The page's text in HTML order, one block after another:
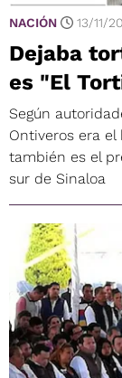
NACIÓN 13/11/
Dejaba
es "El
Según
Ontiveros era el
también es el
sur de Sinaloa